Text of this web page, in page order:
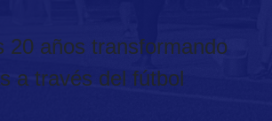
20 años transformando
a través del fútbol